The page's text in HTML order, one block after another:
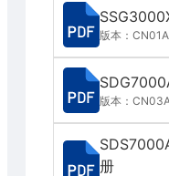
版本：CN01A
版本：
册